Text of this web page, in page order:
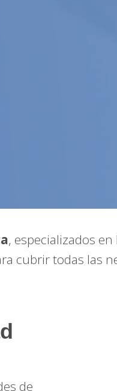
, especializados en
cubrir todas las
de